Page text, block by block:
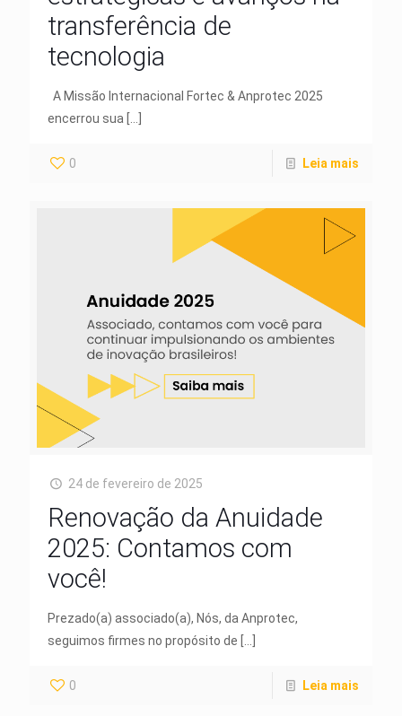
transferência de
tecnologia
A Missão Internacional Fortec & Anprotec 2025
encerrou sua
0 Leia mais
24 de fevereiro de 2025
Renovação da Anuidade
2025: Contamos com
você!
Prezado(a) associado(a), Nós, da Anprotec,
seguimos firmes no propósito de
0 Leia mais